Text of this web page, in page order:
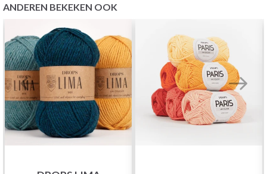
ANDEREN BEKEKEN OOK